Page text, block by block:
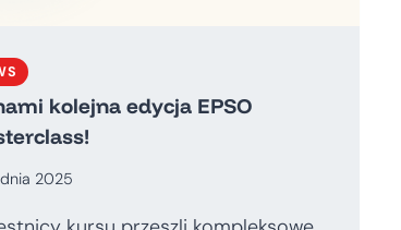
kolejna edycja EPSO
2025